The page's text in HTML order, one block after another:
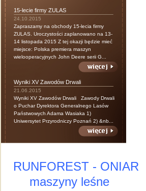
15-lecie firmy ZULAS
24.10.2015
Zapraszamy na obchody 15-lecia firmy
ZULAS. Uroczystości zaplanowano na 13-
14 listopada 2015 Z tej okazji będzie mieć
miejsce: Polska premiera maszyn
wielooperacyjnych John Deere serii G...
Wyniki XV Zawodów Drwali
21.06.2015
Wyniki XV Zawodów Drwali Zawody Drwali
o Puchar Dyrektora Generalnego Lasów
Państwowych Adama Wasiaka 1)
Uniwersytet Przyrodniczy Poznań 2) &nb...
RUNFOREST - ONIAR
maszyny leśne